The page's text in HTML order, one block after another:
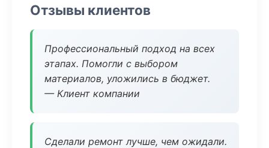
Отзывы клиентов
Профессиональный подход на всех
этапах. Помогли с выбором
материалов, уложились в бюджет.
— Клиент компании
Сделали ремонт лучше, чем ожидали.